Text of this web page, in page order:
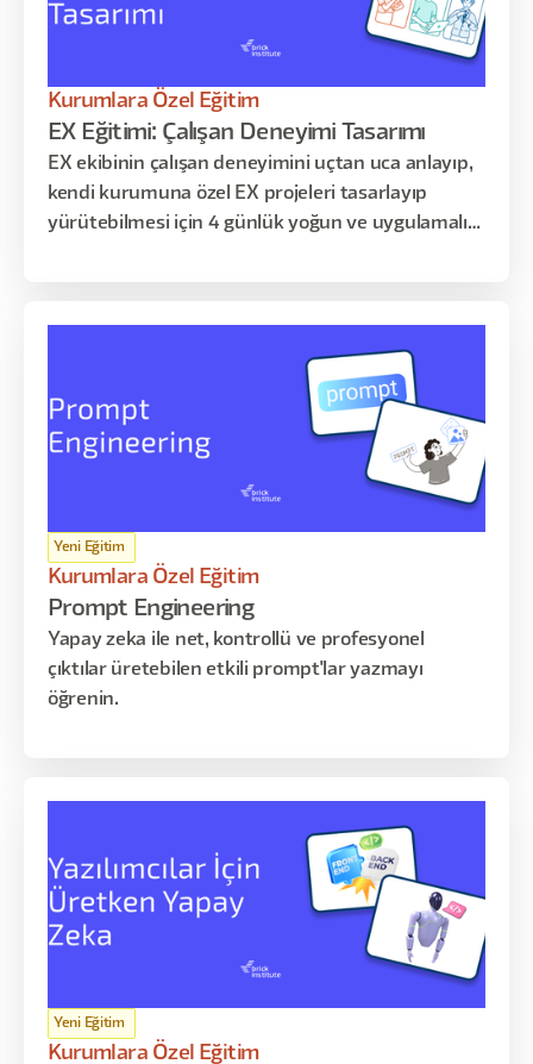
Kurumlara Özel Eğitim
EX Eğitimi: Çalışan Deneyimi Tasarımı
EX ekibinin çalışan deneyimini uçtan uca anlayıp,
kendi kurumuna özel EX projeleri tasarlayıp
yürütebilmesi için 4 günlük yoğun ve uygulamalı
Yeni Eğitim
Kurumlara Özel Eğitim
Prompt Engineering
Yapay zeka ile net, kontrollü ve profesyonel
çıktılar üretebilen etkili prompt'lar yazmayı
öğrenin.
Yeni Eğitim
Kurumlara Özel Eğitim